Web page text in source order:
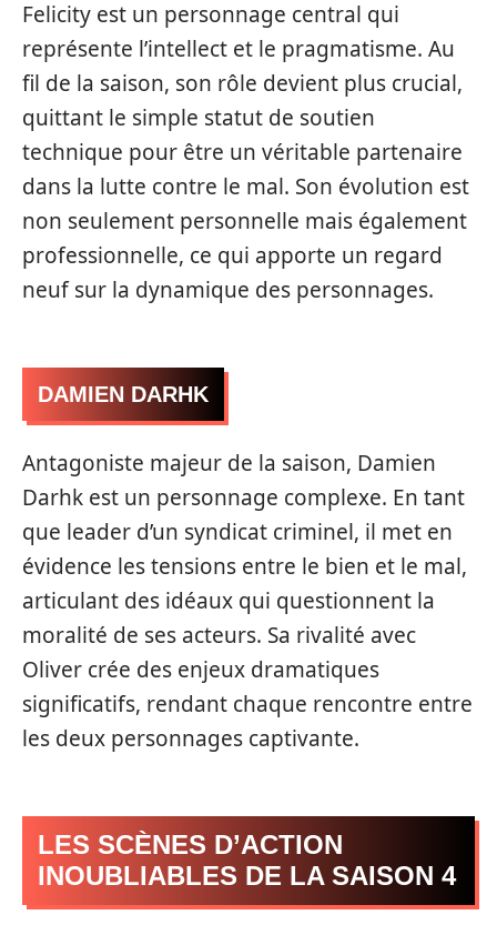
Felicity est un personnage central qui
représente l’intellect et le pragmatisme. Au
fil de la saison, son rôle devient plus crucial,
quittant le simple statut de soutien
technique pour être un véritable partenaire
dans la lutte contre le mal. Son évolution est
non seulement personnelle mais également
professionnelle, ce qui apporte un regard
neuf sur la dynamique des personnages.
DAMIEN DARHK
Antagoniste majeur de la saison, Damien
Darhk est un personnage complexe. En tant
que leader d’un syndicat criminel, il met en
évidence les tensions entre le bien et le mal,
articulant des idéaux qui questionnent la
moralité de ses acteurs. Sa rivalité avec
Oliver crée des enjeux dramatiques
significatifs, rendant chaque rencontre entre
les deux personnages captivante.
LES SCÈNES D’ACTION
INOUBLIABLES DE LA SAISON 4